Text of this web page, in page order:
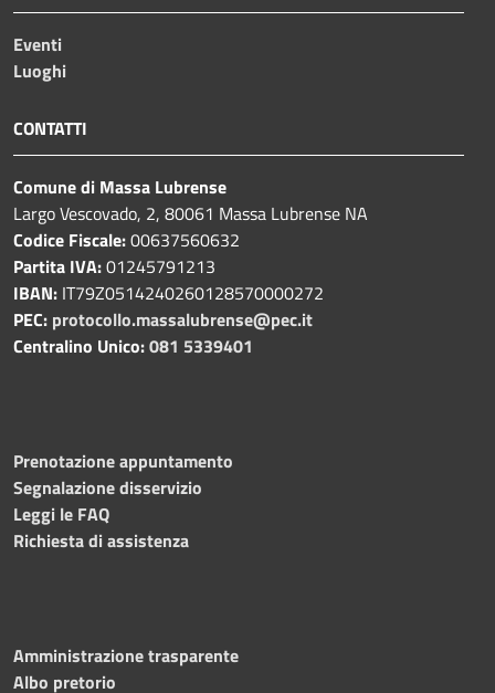
Eventi
Luoghi
CONTATTI
Comune di Massa Lubrense
Largo Vescovado, 2, 80061 Massa Lubrense NA
Codice Fiscale:00637560632
Partita IVA:01245791213
IBAN: IT79Z0514240260128570000272
PEC: protocollo.massalubrense@pec.it
Centralino Unico:081 5339401
Prenotazione appuntamento
Segnalazione disservizio
Leggi le FAQ
Richiesta di assistenza
Amministrazione trasparente
Albo pretorio